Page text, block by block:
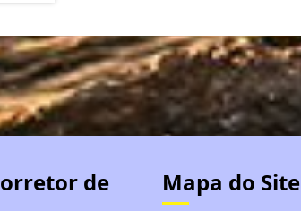
de Mapa do Site